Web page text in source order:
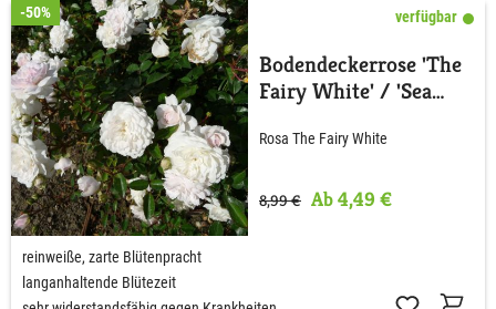
-50% verfügbar
Bodendeckerrose 'The
Fairy White' / 'Sea
Rosa The Fairy White
8,99 € Ab 4,49 €
reinweiße, zarte Blütenpracht
langanhaltende Blütezeit